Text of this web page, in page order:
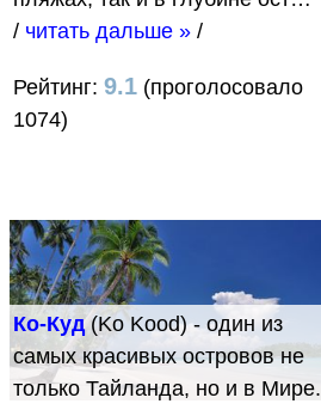
/ читать дальше » /
Рейтинг: 9.1 (проголосовало
1074)
Ко-Куд(Ko Kood) - один из
самых красивых островов не
только Тайланда, но и в Мире.